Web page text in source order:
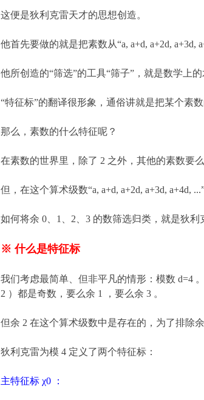
这便是狄利克雷天才的思想创造。
他首先要做的就是把素数从“a, a+d, a+2d, a+3d,
他所创造的“筛选”的工具“筛子”，就是数学上
“特征标”的翻译很形象，通俗讲就是把某个素数
那么，素数的什么特征呢？
在素数的世界里，除了 2 之外，其他的素数要
但，在这个算术级数“a, a+d, a+2d, a+3d, a+4d,
如何将余 0、1、2、3 的数筛选归类，就是狄
※ 什么是特征标
我们考虑最简单、但非平凡的情形：模数 d=4
2 ）都是奇数，要么余 1 ，要么余 3 。
但余 2 在这个算术级数中是存在的，为了排除
狄利克雷为模 4 定义了两个特征标：
主特征标 χ0 ：